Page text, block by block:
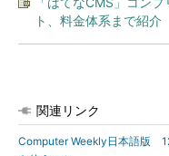
ト、料金体系まで紹介
関連リンク
Computer Weekly日本語版